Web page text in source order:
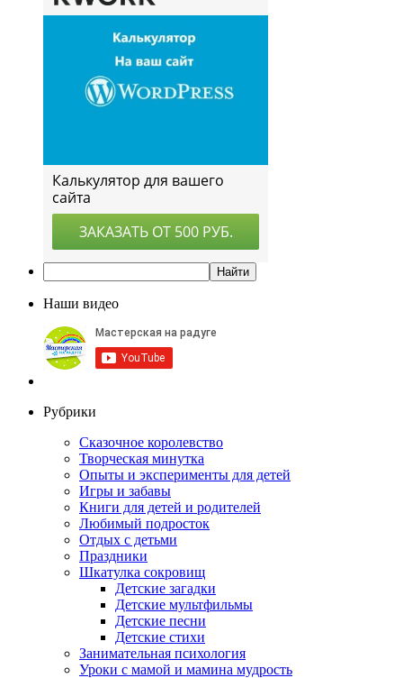
Наши видео
Рубрики
Сказочное королевство
Творческая минутка
Опыты и эксперименты для детей
Игры и забавы
Книги для детей и родителей
Любимый подросток
Отдых с детьми
Праздники
Шкатулка сокровищ
Детские загадки
Детские мультфильмы
Детские песни
Детские стихи
Занимательная психология
Уроки с мамой и мамина мудрость